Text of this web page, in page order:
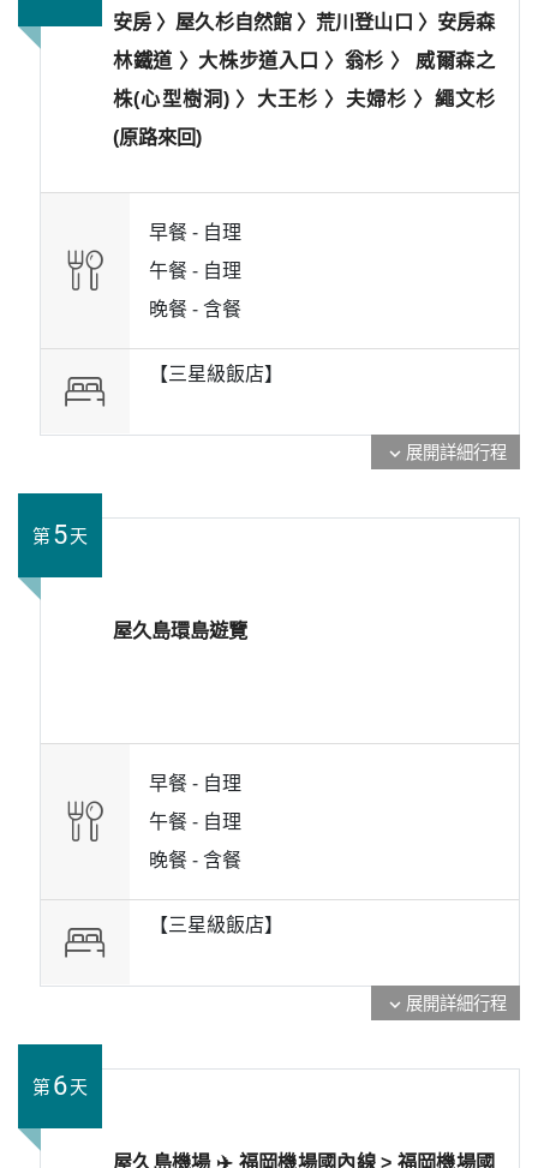
安房 〉屋久杉自然館 〉荒川登山口 〉安房森
林鐵道 〉大株步道入口 〉翁杉 〉 威爾森之
株(心型樹洞) 〉大王杉 〉夫婦杉 〉繩文杉
(原路來回)
早餐 - 自理
午餐 - 自理
晚餐 -含餐
【三星級飯店】
expand_more 展開詳細行程
第5天
屋久島環島遊覽
早餐 - 自理
午餐 - 自理
晚餐 -含餐
【三星級飯店】
expand_more 展開詳細行程
第6天
屋久島機場 ✈️ 福岡機場國內線 > 福岡機場國